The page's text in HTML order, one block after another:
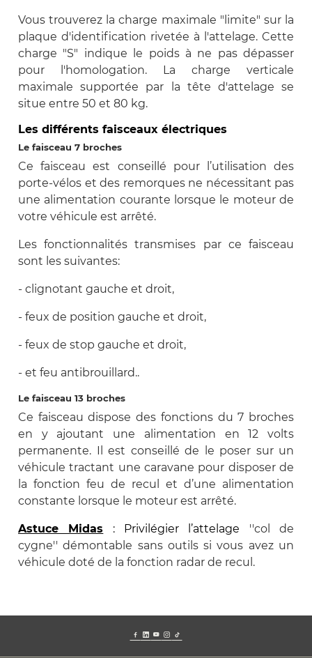
Vous trouverez la charge maximale "limite" sur la
plaque d'identification rivetée à l'attelage. Cette
charge "S" indique le poids à ne pas dépasser
pour l'homologation. La charge verticale
maximale supportée par la tête d'attelage se
situe entre 50 et 80 kg.
Les différents faisceaux électriques
Le faisceau 7 broches
Ce faisceau est conseillé pour l’utilisation des
porte-vélos et des remorques ne nécessitant pas
une alimentation courante lorsque le moteur de
votre véhicule est arrêté.
Les fonctionnalités transmises par ce faisceau
sont les suivantes:
- clignotant gauche et droit,
- feux de position gauche et droit,
- feux de stop gauche et droit,
- et feu antibrouillard..
Le faisceau 13 broches
Ce faisceau dispose des fonctions du 7 broches
en y ajoutant une alimentation en 12 volts
permanente. Il est conseillé de le poser sur un
véhicule tractant une caravane pour disposer de
la fonction feu de recul et d’une alimentation
constante lorsque le moteur est arrêté.
Astuce Midas : Privilégier l’attelage ''col de
cygne'' démontable sans outils si vous avez un
véhicule doté de la fonction radar de recul.